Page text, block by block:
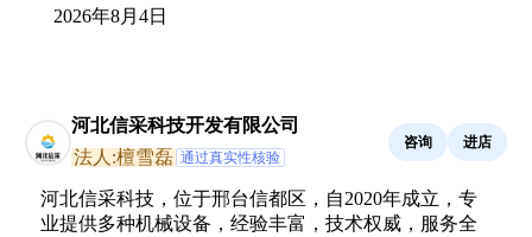
2026年8月4日
河北信采科技开发有限公司
法人:檀雪磊 通过真实性核验
咨询 进店
河北信采科技，位于邢台信都区，自2020年成立，专
业提供多种机械设备，经验丰富，技术权威，服务全